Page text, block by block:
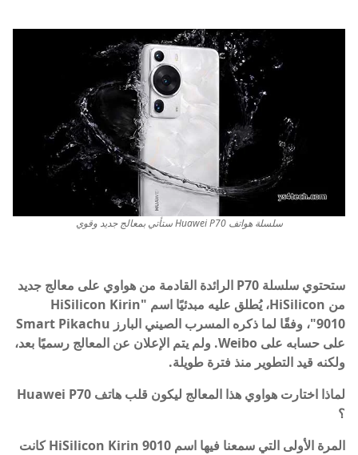
سلسلة هواتف Huawei P70 ستأتي بمعالج جديد وقوي
ستحتوي سلسلة P70 الرائدة القادمة من هواوي على معالج جديد
من HiSilicon، يُطلق عليه مبدئيًا اسم "HiSilicon Kirin
9010"، وفقًا لما ذكره المسرب الصيني البارز Smart Pikachu
على حسابه على Weibo. ولم يتم الإعلان عن المعالج رسميًا بعد،
ولكنه قيد التطوير منذ فترة طويلة.
لماذا اختارت هواوي هذا المعالج ليكون قلب هاتف Huawei P70
؟
المرة الأولى التي سمعنا فيها اسم HiSilicon Kirin 9010 كانت